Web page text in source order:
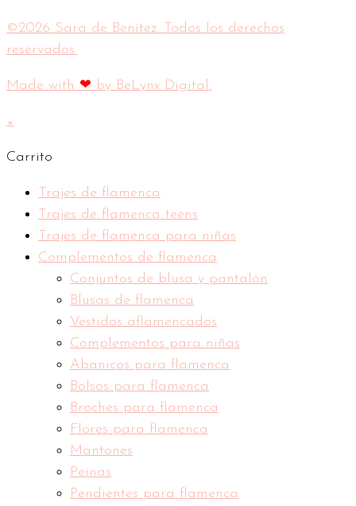
©2026 Sara de Benítez. Todos los derechos
reservados.
Made with ❤ by BeLynx Digital.​​
×
Carrito
Trajes de flamenca
Trajes de flamenca teens
Trajes de flamenca para niñas
Complementos de flamenca
Conjuntos de blusa y pantalón
Blusas de flamenca
Vestidos aflamencados
Complementos para niñas
Abanicos para flamenca
Bolsos para flamenca
Broches para flamenca
Flores para flamenca
Mantones
Peinas
Pendientes para flamenca